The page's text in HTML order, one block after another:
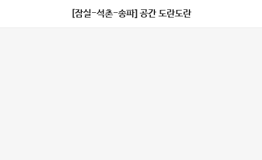
[잠실-석촌-송파] 공간 도란도란